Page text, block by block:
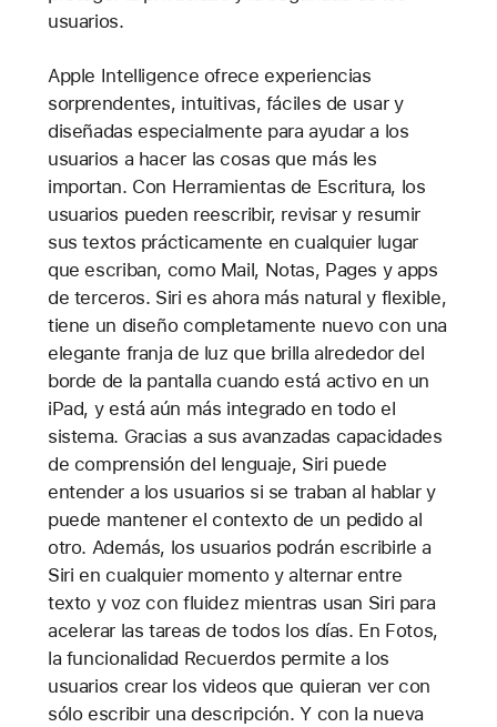
usuarios.
Apple Intelligence ofrece experiencias
sorprendentes, intuitivas, fáciles de usar y
diseñadas especialmente para ayudar a los
usuarios a hacer las cosas que más les
importan. Con Herramientas de Escritura, los
usuarios pueden reescribir, revisar y resumir
sus textos prácticamente en cualquier lugar
que escriban, como Mail, Notas, Pages y apps
de terceros. Siri es ahora más natural y flexible,
tiene un diseño completamente nuevo con una
elegante franja de luz que brilla alrededor del
borde de la pantalla cuando está activo en un
iPad, y está aún más integrado en todo el
sistema. Gracias a sus avanzadas capacidades
de comprensión del lenguaje, Siri puede
entender a los usuarios si se traban al hablar y
puede mantener el contexto de un pedido al
otro. Además, los usuarios podrán escribirle a
Siri en cualquier momento y alternar entre
texto y voz con fluidez mientras usan Siri para
acelerar las tareas de todos los días. En Fotos,
la funcionalidad Recuerdos permite a los
usuarios crear los videos que quieran ver con
sólo escribir una descripción. Y con la nueva